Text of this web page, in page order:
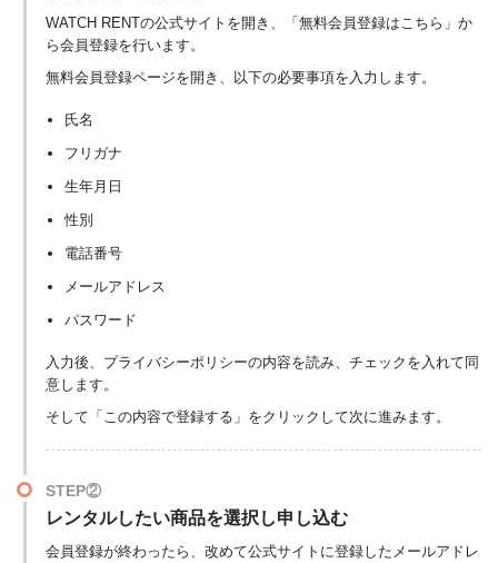
WATCH RENTの公式サイトを開き、「無料会員登録はこちら」か
ら会員登録を行います。
無料会員登録ページを開き、以下の必要事項を入力します。
氏名
フリガナ
生年月日
性別
電話番号
メールアドレス
パスワード
入力後、プライバシーポリシーの内容を読み、チェックを入れて同
意します。
そして「この内容で登録する」をクリックして次に進みます。
STEP②
レンタルしたい商品を選択し申し込む
会員登録が終わったら、改めて公式サイトに登録したメールアドレ